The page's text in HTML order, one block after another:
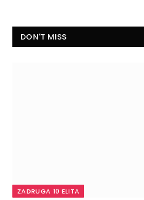
DON'T MISS
ZADRUGA 10 ELITA